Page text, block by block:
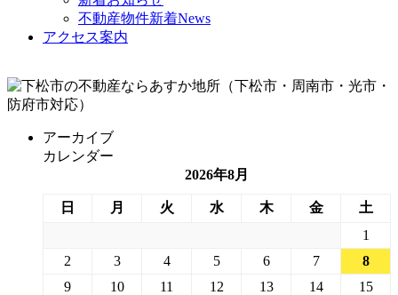
不動産物件新着News
アクセス案内
アーカイブ
カレンダー
2026年8月
日 月 火 水 木 金 土
1
2
3 4 5 6 7
8
9
10 11 12 13 14
15